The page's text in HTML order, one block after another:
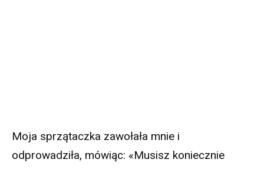
Moja sprzątaczka zawołała mnie i
odprowadziła, mówiąc: «Musisz koniecznie